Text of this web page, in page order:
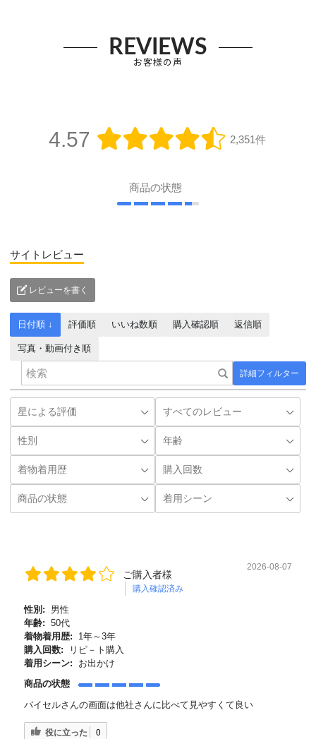
REVIEWS
お客様の声
4.57 2,351件
商品の状態
サイトレビュー
レビューを書く
詳細フィルター
日付順 ↓ 評価順 いいね数順 購入確認順 返信順
写真・動画付き順
ご購入者様
購入確認済み
2026-08-07
性別:
男性
年齢: 50代
着物着用歴:
1年～3年
購入回数:
リピ－ト購入
着用シーン:
お出かけ
商品の状態
バイセルさんの画面は他社さんに比べて見やすくて良い
役に立った 0